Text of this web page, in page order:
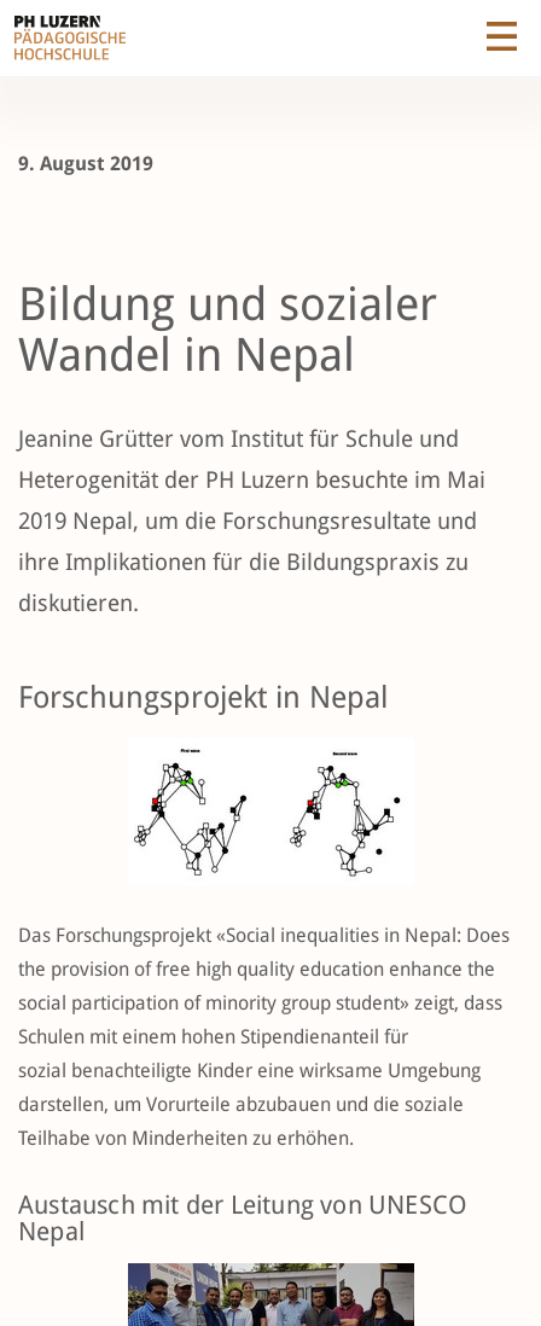
9. August 2019
Bildung und sozialer
Wandel in Nepal
Jeanine Grütter vom Institut für Schule und
Heterogenität der PH Luzern besuchte im Mai
2019 Nepal, um die Forschungsresultate und
ihre Implikationen für die Bildungspraxis zu
diskutieren.
Forschungsprojekt in Nepal
Das Forschungsprojekt «Social inequalities in Nepal: Does
the provision of free high quality education enhance the
social participation of minority group student» zeigt, dass
Schulen mit einem hohen Stipendienanteil für
sozial benachteiligte Kinder eine wirksame Umgebung
darstellen, um Vorurteile abzubauen und die soziale
Teilhabe von Minderheiten zu erhöhen.
Austausch mit der Leitung von UNESCO
Nepal